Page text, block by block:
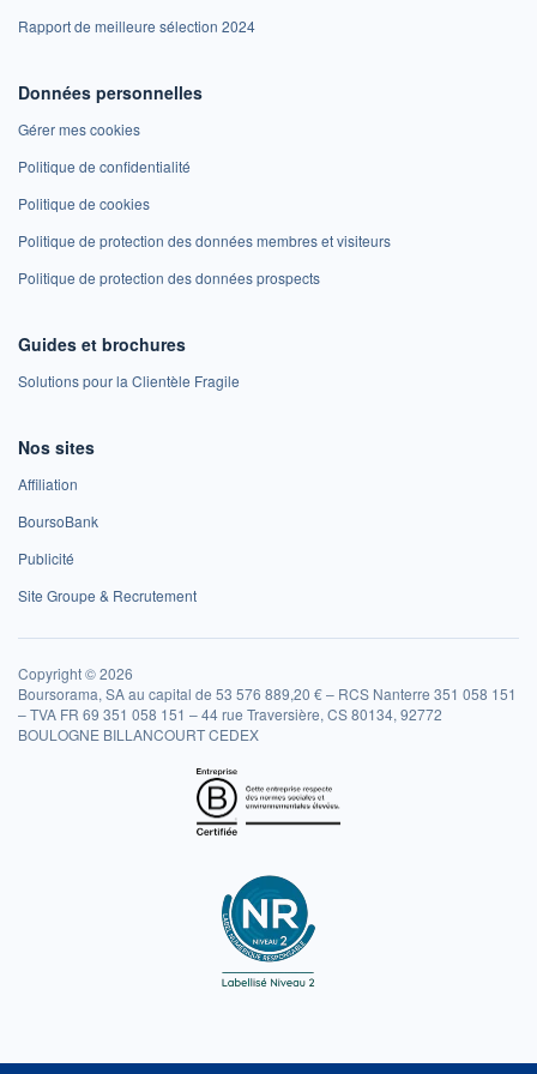
Rapport de meilleure sélection 2024
Données personnelles
Gérer mes cookies
Politique de confidentialité
Politique de cookies
Politique de protection des données membres et visiteurs
Politique de protection des données prospects
Guides et brochures
Solutions pour la Clientèle Fragile
Nos sites
Affiliation
BoursoBank
Publicité
Site Groupe & Recrutement
Copyright © 2026
Boursorama, SA au capital de 53 576 889,20 € – RCS Nanterre 351 058 151
– TVA FR 69 351 058 151 – 44 rue Traversière, CS 80134, 92772
BOULOGNE BILLANCOURT CEDEX